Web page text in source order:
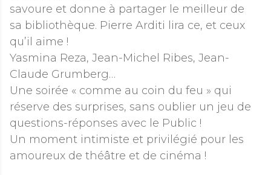
savoure et donne à partager le meilleur de
sa bibliothèque. Pierre Arditi lira ce, et ceux
qu’il aime !
Yasmina Reza, Jean-Michel Ribes, Jean-
Claude Grumberg…
Une soirée « comme au coin du feu » qui
réserve des surprises, sans oublier un jeu de
questions-réponses avec le Public !
Un moment intimiste et privilégié pour les
amoureux de théâtre et de cinéma !